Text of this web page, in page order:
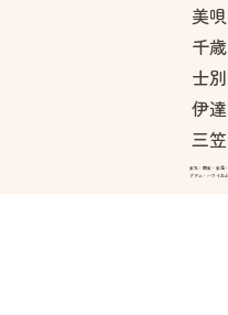
美
千
士
伊
三
東北・関東・東海
グアム・ハワイお